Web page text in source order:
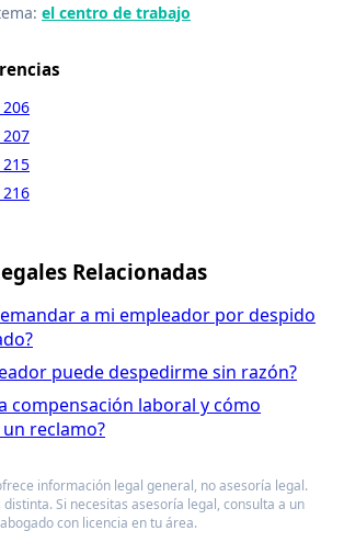
el centro de trabajo
206
207
215
216
Relacionadas
a mi empleador por despido
puede despedirme sin razón?
compensación laboral y cómo
reclamo?
información legal general, no asesoría legal.
Si necesitas asesoría legal, consulta a un
abogado con licencia en tu área.